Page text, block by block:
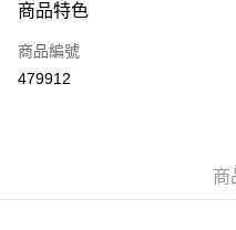
信用卡
Apple Pay
商品特色
商品編號
479912
商